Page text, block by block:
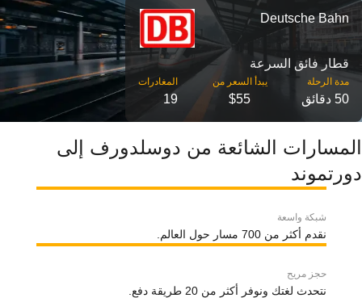
Deutsche Bahn
قطار فائق السرعة
مدة الرحلة
50 دقائق
‎يبدأ السعر من
$55
19
المسارات الشائعة من دوسلدورف إلى
دورتموند
شبكة واسعة
نقدم أكثر من 700 مسار حول العالم.
حجز مريح
نتحدث لغتك ونوفر أكثر من 20 طريقة دفع.